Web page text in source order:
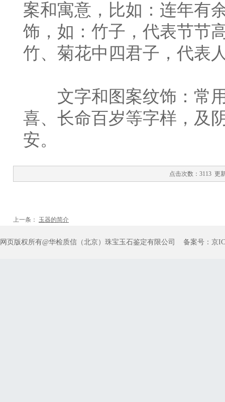
案和寓意，比如：连年有
饰，如：竹子，代表节节
竹、菊花中四君子，代表
文字和图案纹饰：常用
喜、长命百岁等字样，及
安。
点击次数：3113 更
上一条： 玉器的简介
网页版权所有@华检质信（北京）珠宝玉石鉴定有限公司 备案号： 京